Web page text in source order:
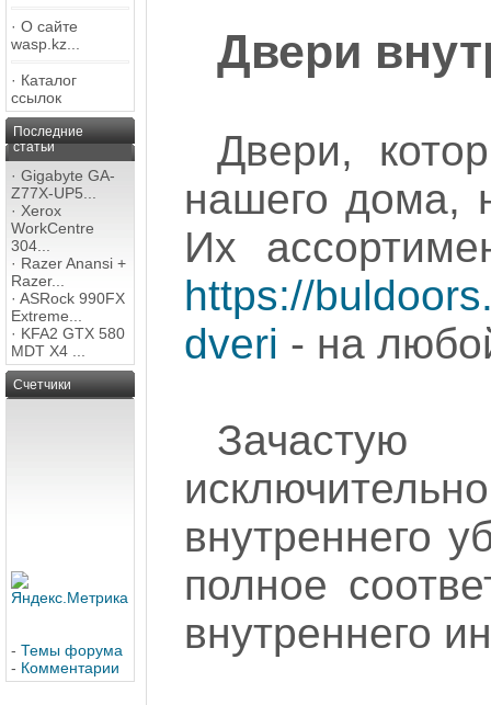
· О сайте
wasp.kz...
· Каталог
ссылок
Последние
статьи
· Gigabyte GA-
Z77X-UP5...
· Xerox
WorkCentre
304...
· Razer Anansi +
Razer...
· ASRock 990FX
Extreme...
· KFA2 GTX 580
MDT X4 ...
Счетчики
- Темы форума
- Комментарии
Двери
Двери,
нашего дома,
Их
https://
dveri - на
внутреннего
полное
внутреннего